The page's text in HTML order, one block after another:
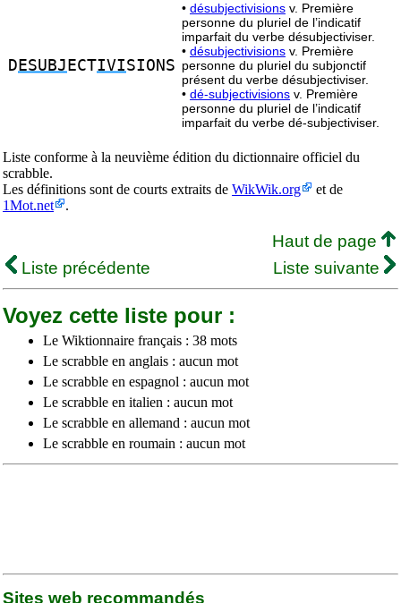
D ESUBJ ECTIVISIONS
• désubjectivisions v. Première
personne du pluriel de l’indicatif
imparfait du verbe désubjectiviser.
• désubjectivisions v. Première
personne du pluriel du subjonctif
présent du verbe désubjectiviser.
• dé-subjectivisions v. Première
personne du pluriel de l’indicatif
imparfait du verbe dé-subjectiviser.
Liste conforme à la neuvième édition du dictionnaire officiel du
scrabble.
Les définitions sont de courts extraits de WikWik.org
et de
1Mot.net
.
Haut de page
Liste précédente
Liste suivante
Voyez cette liste pour :
Le Wiktionnaire français : 38 mots
Le scrabble en anglais : aucun mot
Le scrabble en espagnol : aucun mot
Le scrabble en italien : aucun mot
Le scrabble en allemand : aucun mot
Le scrabble en roumain : aucun mot
Sites web recommandés